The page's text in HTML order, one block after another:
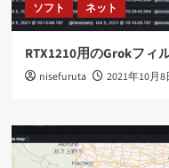
ソフト ネット
RTX1210用のGrokフィ
nisefuruta 2021年10月8